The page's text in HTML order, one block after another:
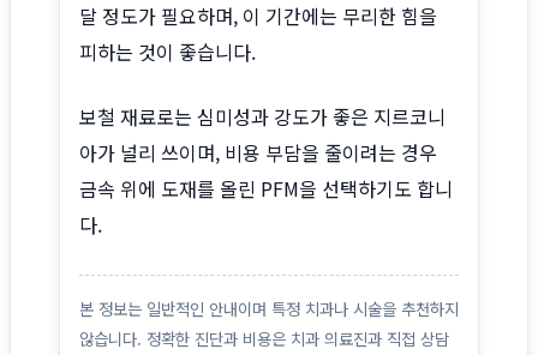
달 정도가 필요하며, 이 기간에는 무리한 힘을
피하는 것이 좋습니다.
보철 재료로는 심미성과 강도가 좋은 지르코니
아가 널리 쓰이며, 비용 부담을 줄이려는 경우
금속 위에 도재를 올린 PFM을 선택하기도 합니
다.
본 정보는 일반적인 안내이며 특정 치과나 시술을 추천하지
않습니다. 정확한 진단과 비용은 치과 의료진과 직접 상담